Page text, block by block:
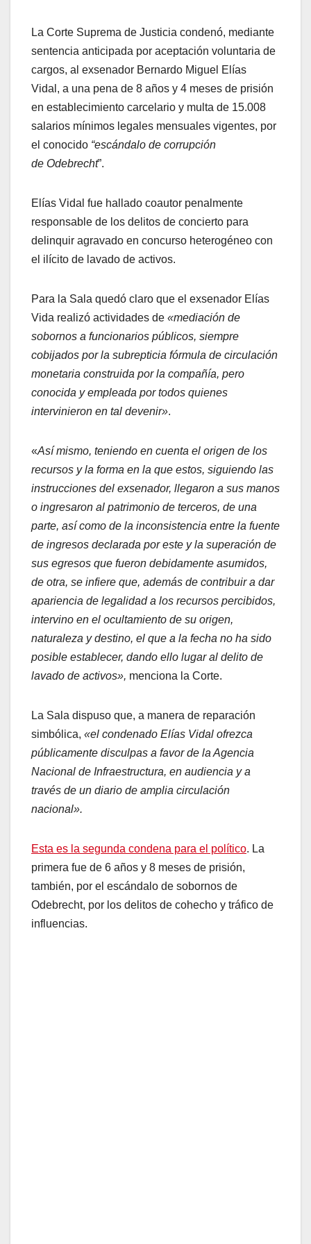
La Corte Suprema de Justicia condenó, mediante
sentencia anticipada por aceptación voluntaria de
cargos, al exsenador Bernardo Miguel Elías
Vidal, a una pena de 8 años y 4 meses de prisión
en establecimiento carcelario y multa de 15.008
salarios mínimos legales mensuales vigentes, por
el conocido “escándalo de corrupción
de Odebrecht”.
Elías Vidal fue hallado coautor penalmente
responsable de los delitos de concierto para
delinquir agravado en concurso heterogéneo con
el ilícito de lavado de activos.
Para la Sala quedó claro que el exsenador Elías
Vida realizó actividades de «mediación de
sobornos a funcionarios públicos, siempre
cobijados por la subrepticia fórmula de circulación
monetaria construida por la compañía, pero
conocida y empleada por todos quienes
intervinieron en tal devenir».
«Así mismo, teniendo en cuenta el origen de los
recursos y la forma en la que estos, siguiendo las
instrucciones del exsenador, llegaron a sus manos
o ingresaron al patrimonio de terceros, de una
parte, así como de la inconsistencia entre la fuente
de ingresos declarada por este y la superación de
sus egresos que fueron debidamente asumidos,
de otra, se infiere que, además de contribuir a dar
apariencia de legalidad a los recursos percibidos,
intervino en el ocultamiento de su origen,
naturaleza y destino, el que a la fecha no ha sido
posible establecer, dando ello lugar al delito de
lavado de activos», menciona la Corte.
La Sala dispuso que, a manera de reparación
simbólica, «el condenado Elías Vidal ofrezca
públicamente disculpas a favor de la Agencia
Nacional de Infraestructura, en audiencia y a
través de un diario de amplia circulación
nacional».
Esta es la segunda condena para el político. La
primera fue de 6 años y 8 meses de prisión,
también, por el escándalo de sobornos de
Odebrecht, por los delitos de cohecho y tráfico de
influencias.